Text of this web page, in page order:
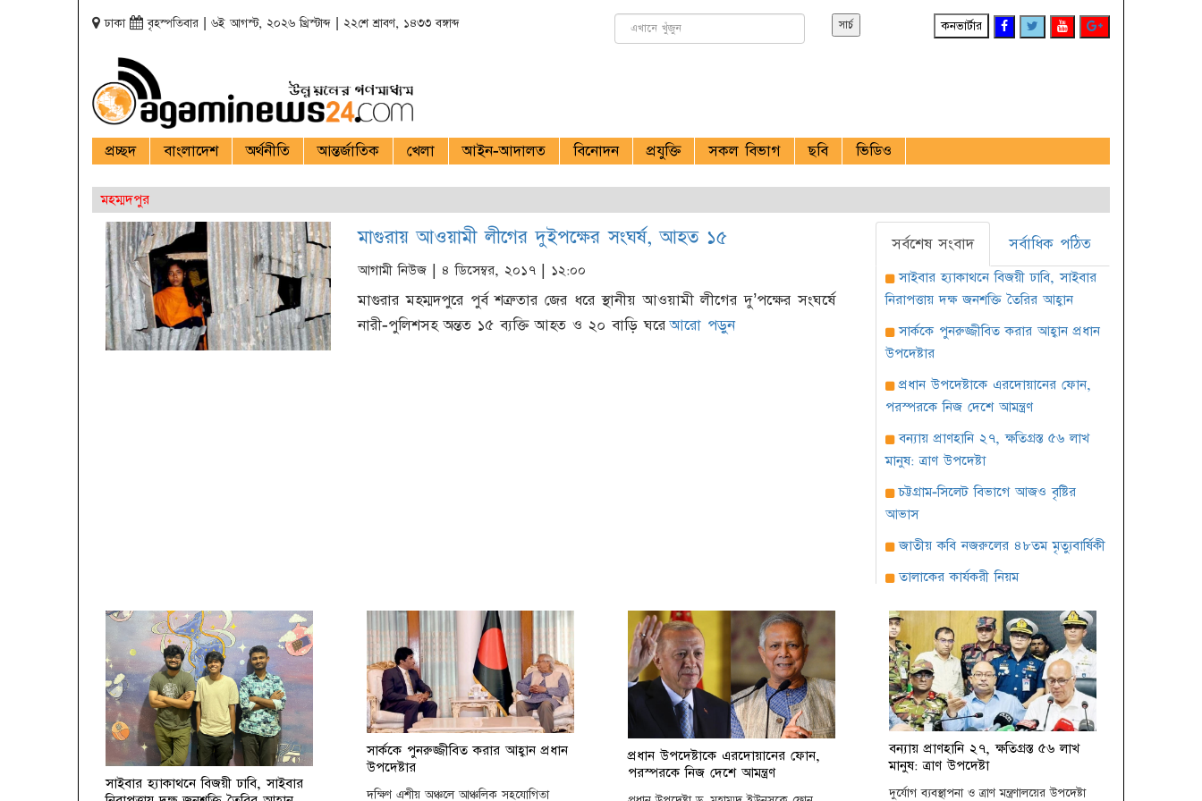
ঢাকা বৃহস্পতিবার | ৬ই আগস্ট, ২০২৬ খ্রিস্টাব্দ | ২২শে শ্রাবণ, ১৪৩৩ বঙ্গাব্দ কনভার্টার
প্রচ্ছদ বাংলাদেশ অর্থনীতি আন্তর্জাতিক খেলা আইন-আদালত বিনোদন প্রযুক্তি সকল বিভাগ ছবি ভিডিও
মহম্মদপুর
মাগুরায় আওয়ামী লীগের দুইপক্ষের সংঘর্ষ, আহত ১৫
আগামী নিউজ| ৪ ডিসেম্বর, ২০১৭ | ১২:০০
মাগুরার মহম্মদপুরে পুর্ব শত্রুতার জের ধরে স্থানীয় আওয়ামী লীগের দু’পক্ষের সংঘর্ষে
নারী-পুলিশসহ অন্তত ১৫ ব্যক্তি আহত ও ২০ বাড়ি ঘরে আরো পড়ুন
সর্বশেষ সংবাদ সর্বাধিক পঠিত
সাইবার হ্যাকাথনে বিজয়ী ঢাবি, সাইবার
নিরাপত্তায় দক্ষ জনশক্তি তৈরির আহ্বান
সার্ককে পুনরুজ্জীবিত করার আহ্বান প্রধান
উপদেষ্টার
প্রধান উপদেষ্টাকে এরদোয়ানের ফোন,
পরস্পরকে নিজ দেশে আমন্ত্রণ
বন্যায় প্রাণহানি ২৭, ক্ষতিগ্রস্ত ৫৬ লাখ
মানুষ: ত্রাণ উপদেষ্টা
চট্টগ্রাম-সিলেট বিভাগে আজও বৃষ্টির
আভাস
জাতীয় কবি নজরুলের ৪৮তম মৃত্যুবার্ষিকী
তালাকের কার্যকরী নিয়ম
জাতীয় চলচ্চিত্র পুরস্কারের জন্য ছবি
আহ্বান
সিটি নির্বাচন: দক্ষিণে আলোচনায় তাপস
ঢাকায় বিওয়াইএলসি ইয়ুথ কার্নিভালে
সাইবার নেতৃত্বের ক্যাম্পেইন
সারাবেলা সেরা লোকশিল্পী ১৪২৫
প্রতিযোগিতার দ্বিতীয় পর্ব অনুষ্ঠিত
সাইবার হ্যাকাথনে বিজয়ী ঢাবি, সাইবার
সার্ককে পুনরুজ্জীবিত করার আহ্বান প্রধান
উপদেষ্টার
দক্ষিণ এশীয় অঞ্চলে আঞ্চলিক সহযোগিতা
প্রধান উপদেষ্টাকে এরদোয়ানের ফোন,
পরস্পরকে নিজ দেশে আমন্ত্রণ
বন্যায় প্রাণহানি ২৭, ক্ষতিগ্রস্ত ৫৬ লাখ
মানুষ: ত্রাণ উপদেষ্টা
দুর্যোগ ব্যবস্থাপনা ও ত্রাণ মন্ত্রণালয়ের উপদেষ্টা